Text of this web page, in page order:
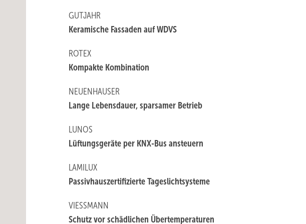
GUTJAHR
Keramische Fassaden auf WDVS
ROTEX
Kompakte Kombination
NEUENHAUSER
Lange Lebensdauer, sparsamer Betrieb
LUNOS
Lüftungsgeräte per KNX-Bus ansteuern
LAMILUX
Passivhauszertifizierte Tageslichtsysteme
VIESSMANN
Schutz vor schädlichen Übertemperaturen